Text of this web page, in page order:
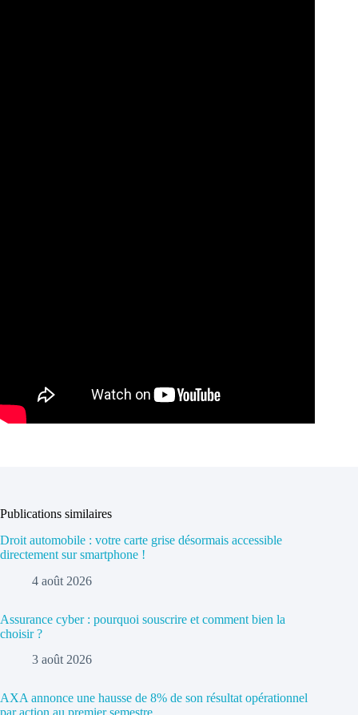
Publications similaires
Droit automobile : votre carte grise désormais accessible
directement sur smartphone !
4 août 2026
Assurance cyber : pourquoi souscrire et comment bien la
choisir ?
3 août 2026
AXA annonce une hausse de 8% de son résultat opérationnel